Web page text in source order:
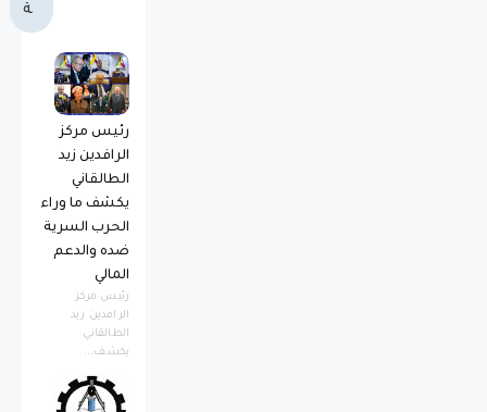
ة
رئيس مركز
الرافدين زيد
الطالقاني
يكشف ما وراء
الحرب السرية
ضده والدعم
المالي
رئيس مركز
الرافدين زيد
الطالقاني
يكشف...